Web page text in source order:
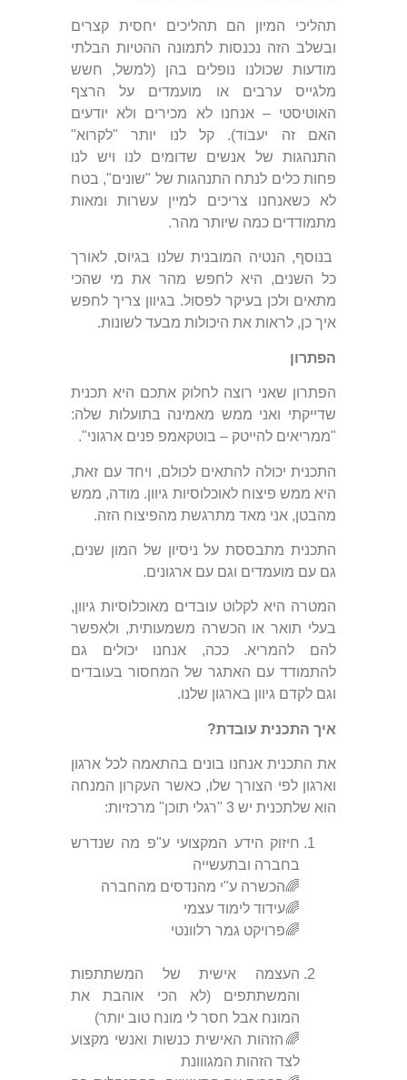
תהליכי המיון הם תהליכים יחסית קצרים
ובשלב הזה נכנסות לתמונה ההטיות הבלתי
מודעות שכולנו נופלים בהן (למשל, חשש
מלגייס ערבים או מועמדים על הרצף
האוטיסטי – אנחנו לא מכירים ולא יודעים
האם זה יעבוד). קל לנו יותר "לקרוא"
התנהגות של אנשים שדומים לנו ויש לנו
פחות כלים לנתח התנהגות של "שונים", בטח
לא כשאנחנו צריכים למיין עשרות ומאות
מתמודדים כמה שיותר מהר.
בנוסף, הנטיה המובנית שלנו בגיוס, לאורך
כל השנים, היא לחפש מהר את מי שהכי
מתאים ולכן בעיקר לפסול. בגיוון צריך לחפש
איך כן, לראות את היכולות מבעד לשונות.
הפתרון
הפתרון שאני רוצה לחלוק אתכם היא תכנית
שדייקתי ואני ממש מאמינה בתועלות שלה:
"ממריאים להייטק – בוטקאמפ פנים ארגוני".
התכנית יכולה להתאים לכולם, ויחד עם זאת,
היא ממש פיצוח לאוכלוסיות גיוון. מודה, ממש
מהבטן, אני מאד מתרגשת מהפיצוח הזה.
התכנית מתבססת על ניסיון של המון שנים,
גם עם מועמדים וגם עם ארגונים.
המטרה היא לקלוט עובדים מאוכלוסיות גיוון,
בעלי תואר או הכשרה משמעותית, ולאפשר
להם להמריא. ככה, אנחנו יכולים גם
להתמודד עם האתגר של המחסור בעובדים
וגם לקדם גיוון בארגון שלנו.
איך התכנית עובדת?
את התכנית אנחנו בונים בהתאמה לכל ארגון
וארגון לפי הצורך שלו, כאשר העקרון המנחה
הוא שלתכנית יש 3 "רגלי תוכן" מרכזיות:
חיזוק הידע המקצועי ע"פ מה שנדרש
בחברה ובתעשייה
🌈הכשרה ע"י מהנדסים מהחברה
🌈עידוד לימוד עצמי
🌈פרויקט גמר רלוונטי
העצמה אישית של המשתתפות
והמשתתפים (לא הכי אוהבת את
המונח אבל חסר לי מונח טוב יותר)
🌈הזהות האישית כנשות ואנשי מקצוע
לצד הזהות המגווונת